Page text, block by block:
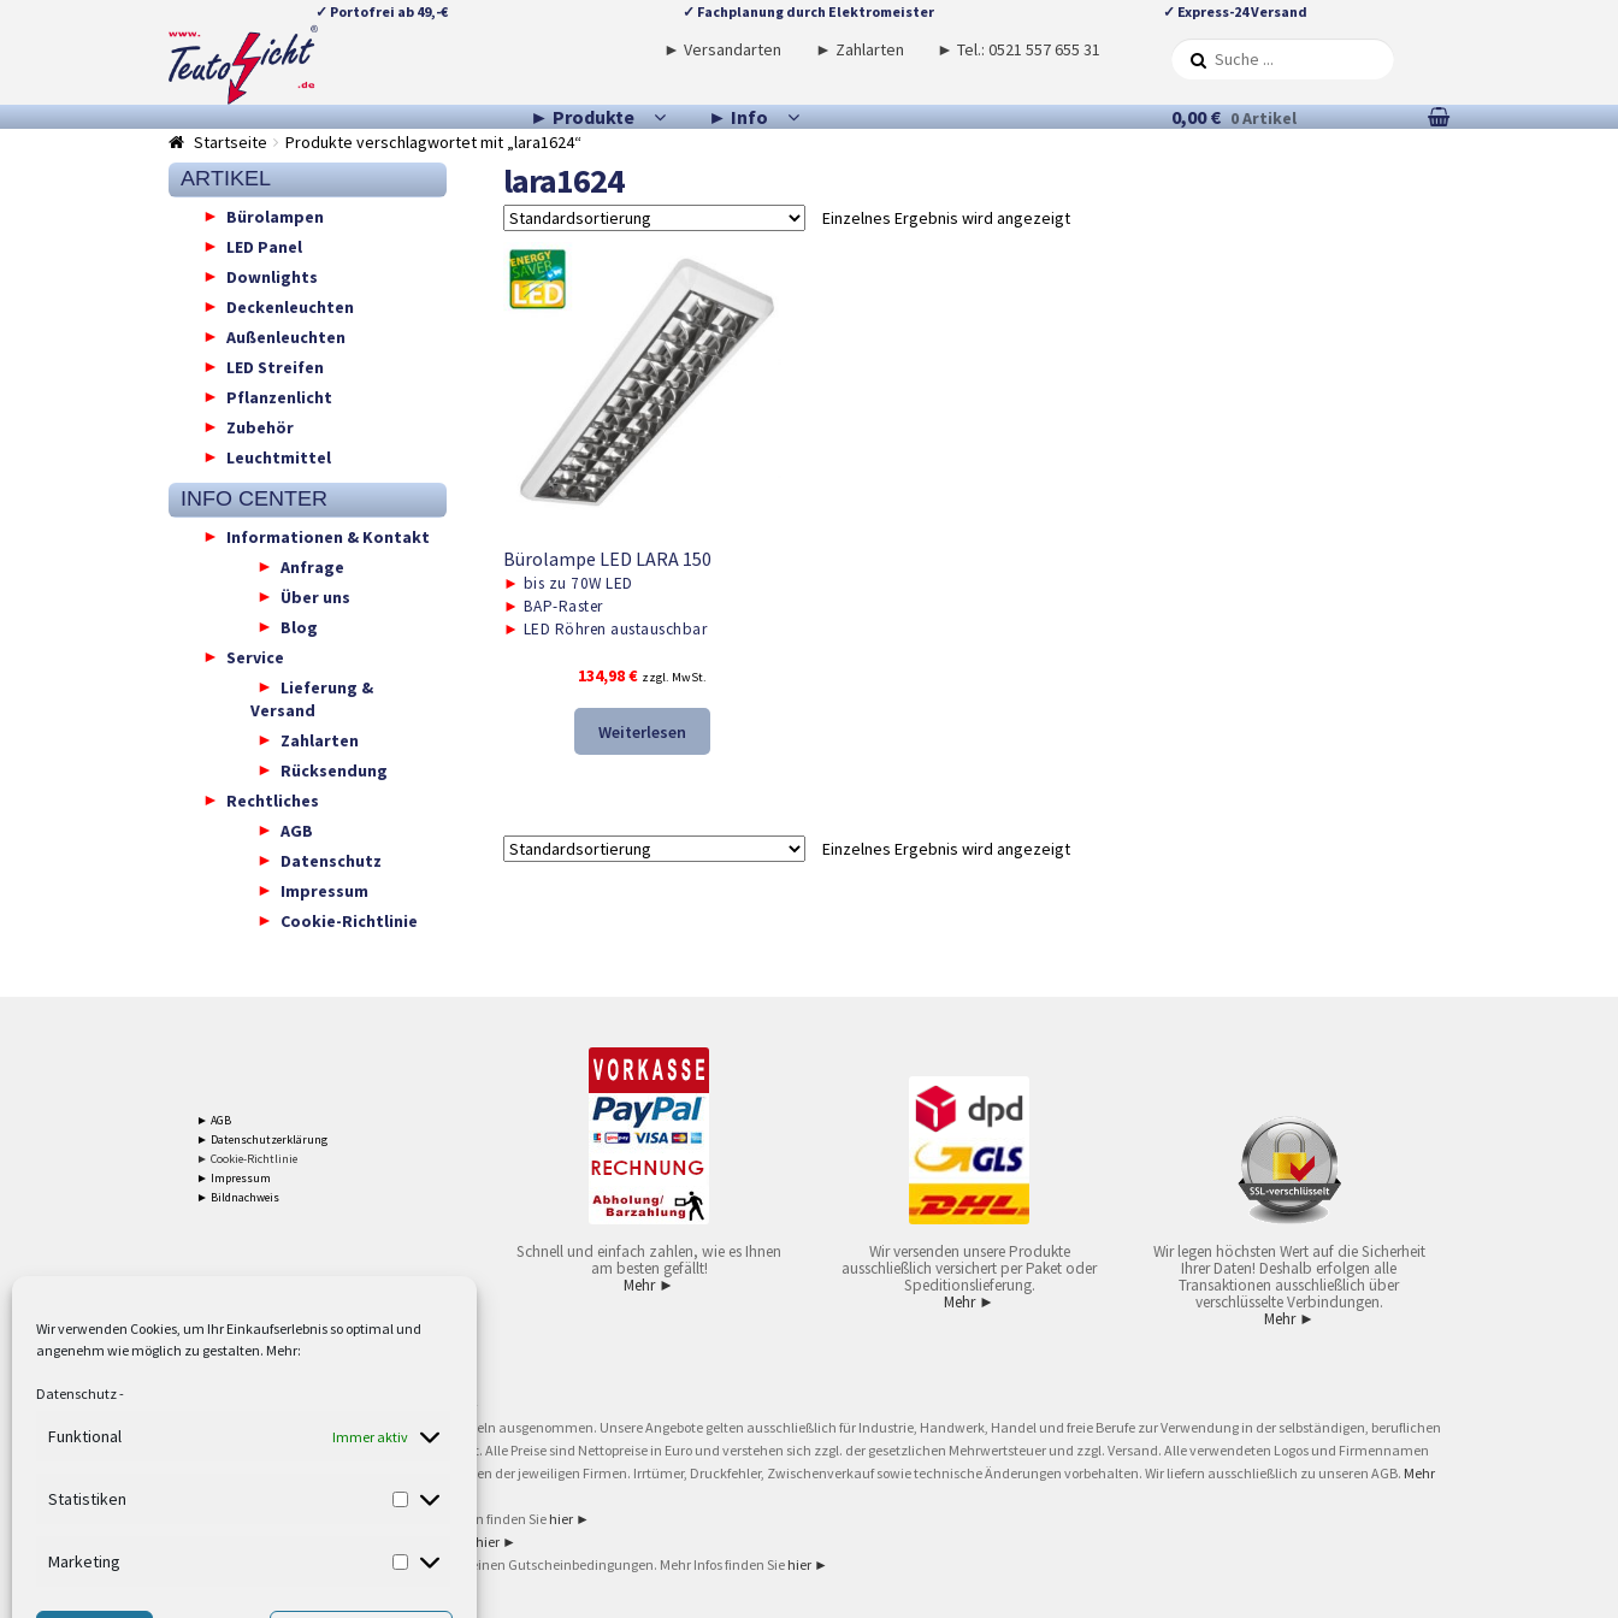
Wir verwenden Cookies, um Ihr Einkaufserlebnis so optimal und
angenehm wie möglich zu gestalten. Mehr:
Datenschutz-
Funktional Immer aktiv
Statistiken
Marketing
✓ Portofrei ab 49,-€ ✓ Fachplanung durch Elektromeister ✓ Express-24 Versand
Zur
Navigation
springen
Springe
zum
► Versandarten ► Zahlarten ► Tel.: 0521 557 655 31
► Produkte ► Info 0,00 € 0 Artikel
Startseite
Produkte verschlagwortet mit „lara1624“
lara1624
Einzelnes Ergebnis wird angezeigt
Bürolampe LED LARA 150
► bis zu 70W LED
► BAP-Raster
► LED Röhren austauschbar
134,98€ zzgl. MwSt.
Weiterlesen
Einzelnes Ergebnis wird angezeigt
ARTIKEL
Bürolampen
LED Panel
Downlights
Deckenleuchten
Außenleuchten
LED Streifen
Pflanzenlicht
Zubehör
Leuchtmittel
INFO CENTER
Informationen & Kontakt
Anfrage
Über uns
Blog
Service
Lieferung &
Versand
Zahlarten
Rücksendung
Rechtliches
AGB
Datenschutz
Impressum
Cookie-Richtlinie
► AGB
► Datenschutzerklärung
► Cookie-Richtlinie
► Impressum
► Bildnachweis
Schnell und einfach zahlen, wie es Ihnen
am besten gefällt!
Mehr ►
Wir versenden unsere Produkte
ausschließlich versichert per Paket oder
Speditionslieferung.
Mehr ►
Wir legen höchsten Wert auf die Sicherheit
Ihrer Daten! Deshalb erfolgen alle
Transaktionen ausschließlich über
verschlüsselte Verbindungen.
Mehr ►
Versandkostenfrei ab 59,90 € Nettowarenwert. Inseln ausgenommen. Unsere Angebote gelten ausschließlich für Industrie, Handwerk, Handel und freie Berufe zur Verwendung in der selbständigen, beruflichen
oder gewerblichen Tätigkeit. Kein Verkauf an privat. Alle Preise sind Nettopreise in Euro und verstehen sich zzgl. der gesetzlichen Mehrwertsteuer und zzgl. Versand. Alle verwendeten Logos und Firmennamen
sind Warenzeichen oder eingetragene Warenzeichen der jeweiligen Firmen. Irrtümer, Druckfehler, Zwischenverkauf sowie technische Änderungen vorbehalten. Wir liefern ausschließlich zu unseren AGB. Mehr
Weitere Informationen und Zahlungsbedingungen finden Sie hier ►
hier ►
Ab 79,- Nettowarenwert. Es gelten unsere allgemeinen Gutscheinbedingungen. Mehr Infos finden Sie hier ►
©2002-2021 TEUTO LICHT GmbH